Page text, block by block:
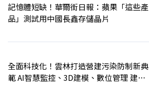
記憶體短缺！華爾街日報：蘋果「這些產
品」測試用中國長鑫存儲晶片
全面科技化！雲林打造營建污染防制新典
範 AI智慧監控、3D建模、數位管理 建構